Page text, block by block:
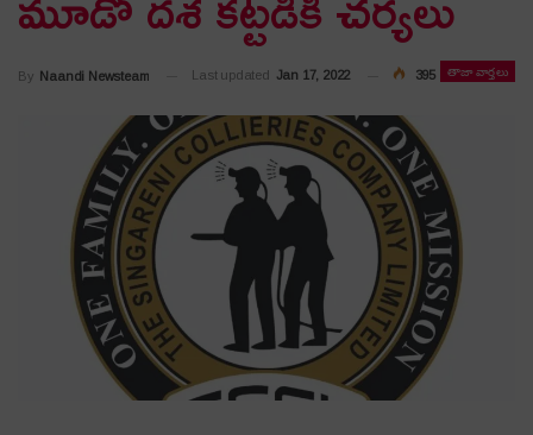
తాజా వార్తలు
By Naandi Newsteam Last updated Jan 17, 2022 395